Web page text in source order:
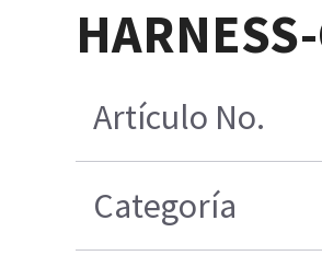
Artículo No.
Categoría